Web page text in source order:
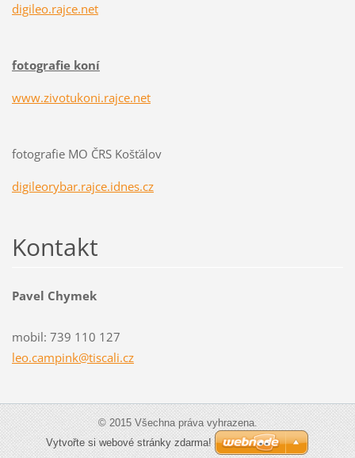
digileo.rajce.net
fotografie koní
www.zivotukoni.rajce.net
fotografie MO ČRS Košťálov
digileorybar.rajce.idnes.cz
Kontakt
Pavel Chymek
mobil: 739 110 127
leo.campink@tiscali.cz
© 2015 Všechna práva vyhrazena.
Vytvořte si webové stránky zdarma!